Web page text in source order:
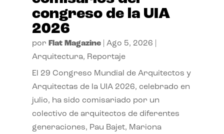
congreso de la UIA
2026
por Flat Magazine| Ago 5, 2026
Arquitectura, Reportaje
El 29 Congreso Mundial de Arquitectos y
Arquitectas de la UIA 2026, celebrado en
julio, ha sido comisariado por un
colectivo de arquitectos de diferentes
generaciones, Pau Bajet, Mariona